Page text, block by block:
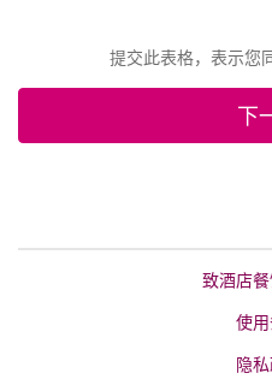
提交此表格，表示您
致酒店
使
隐